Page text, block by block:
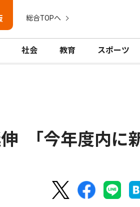
総合TOPへ
社会 教育 スポーツ
伸 ｢今年度内に